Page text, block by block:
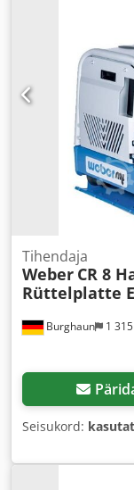
Burghaun 1
Tihendaja
Weber CR 8
Rüttelplatte
Seisukord: